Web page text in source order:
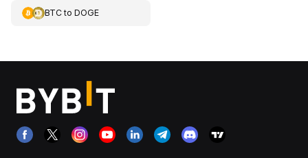
BTCto DOGE